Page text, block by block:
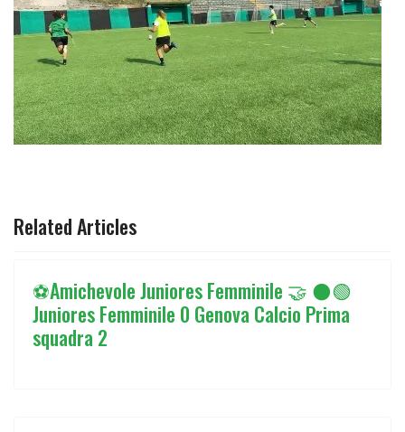
Related Articles
⚽️Amichevole Juniores Femminile 🤝 ⚫️🟢
Juniores Femminile 0 Genova Calcio Prima
squadra 2